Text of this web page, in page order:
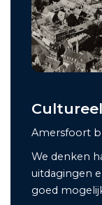
Amersfoort
We denken
uitdagingen
goed